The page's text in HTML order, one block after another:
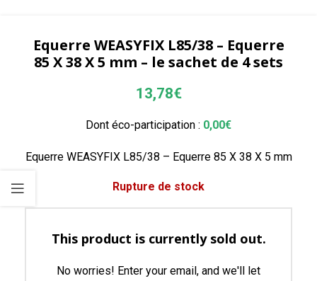
Equerre WEASYFIX L85/38 – Equerre
85 X 38 X 5 mm – le sachet de 4 sets
13,78€
Dont éco-participation : 0,00€
Equerre WEASYFIX L85/38 – Equerre 85 X 38 X 5 mm
Rupture de stock
This product is currently sold out.
No worries! Enter your email, and we'll let